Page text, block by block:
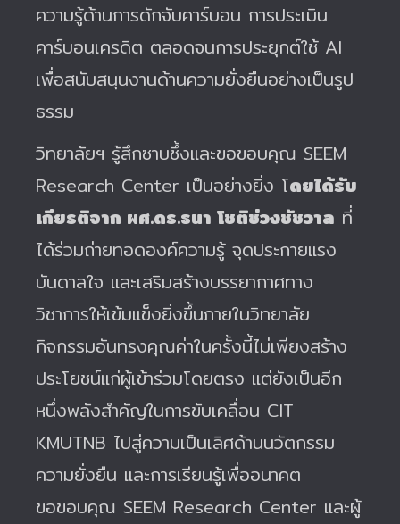
ความรู้ด้านการดักจับคาร์บอน การประเมิน
คาร์บอนเครดิต ตลอดจนการประยุกต์ใช้ AI
เพื่อสนับสนุนงานด้านความยั่งยืนอย่างเป็นรูป
ธรรม
วิทยาลัยฯ รู้สึกซาบซึ้งและขอขอบคุณ SEEM
Research Center เป็นอย่างยิ่ง โดยได้รับ
เกียรติจาก ผศ.ดร.ธนา โชติช่วงชัชวาล ที่
ได้ร่วมถ่ายทอดองค์ความรู้ จุดประกายแรง
บันดาลใจ และเสริมสร้างบรรยากาศทาง
วิชาการให้เข้มแข็งยิ่งขึ้นภายในวิทยาลัย
กิจกรรมอันทรงคุณค่าในครั้งนี้ไม่เพียงสร้าง
ประโยชน์แก่ผู้เข้าร่วมโดยตรง แต่ยังเป็นอีก
หนึ่งพลังสำคัญในการขับเคลื่อน CIT
KMUTNB ไปสู่ความเป็นเลิศด้านนวัตกรรม
ความยั่งยืน และการเรียนรู้เพื่ออนาคต
ขอขอบคุณ SEEM Research Center และผู้